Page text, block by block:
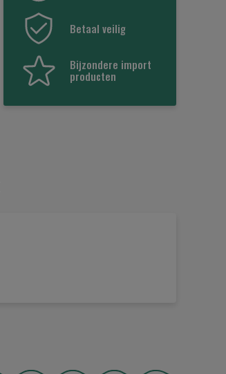
Betaal veilig
Bijzondere import
producten